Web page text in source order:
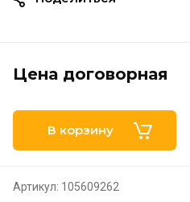
Цена договорная
В корзину
Артикул: 105609262